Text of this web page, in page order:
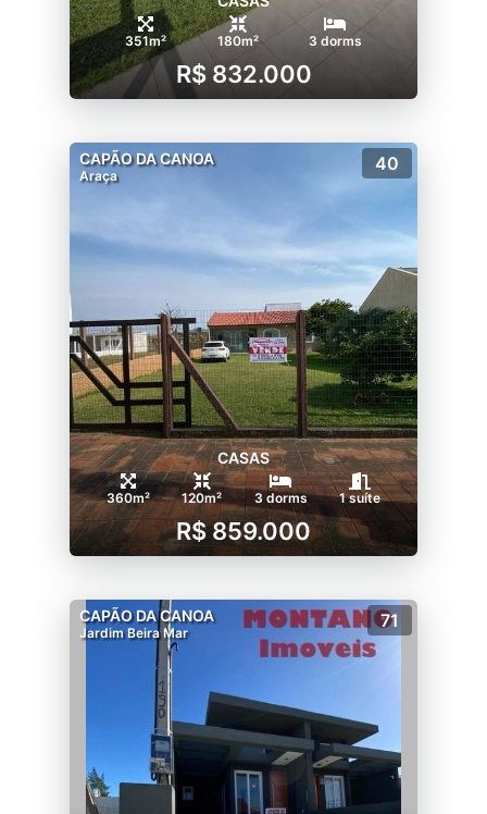
351m² 180m² 3 dorms
R$ 832.000
CAPÃO DA CANOA
Araça
40
CASAS
360m² 120m² 3 dorms 1 suíte
R$ 859.000
CAPÃO DA CANOA
Jardim Beira Mar
71